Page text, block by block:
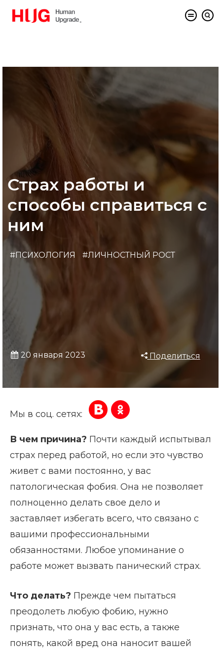
Страх работы и
способы справиться с
ним
#ПСИХОЛОГИЯ #ЛИЧНОСТНЫЙ РОСТ
20 января 2023 Поделиться
Мы в соц. сетях:
В чем причина? Почти каждый испытывал
страх перед работой, но если это чувство
живет с вами постоянно, у вас
патологическая фобия. Она не позволяет
полноценно делать свое дело и
заставляет избегать всего, что связано с
вашими профессиональными
обязанностями. Любое упоминание о
работе может вызвать панический страх.
Что делать? Прежде чем пытаться
преодолеть любую фобию, нужно
признать, что она у вас есть, а также
понять, какой вред она наносит вашей